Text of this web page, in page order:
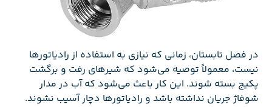
در فصل تابستان، زمانی که نیازی به استفاده از رادیاتورها
نیست، معمولاً توصیه می‌شود که شیرهای رفت و برگشت
پکیج بسته شوند. این کار باعث می‌شود که آب در مدار
شوفاژ جریان نداشته باشد و رادیاتورها دچار آسیب نشوند.